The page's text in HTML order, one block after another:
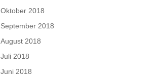
Oktober 2018
September 2018
August 2018
Juli 2018
Juni 2018